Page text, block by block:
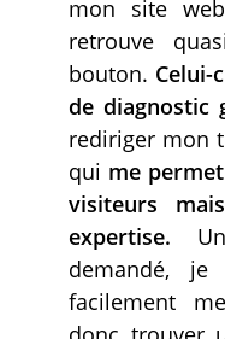
mon site
retrouve
bouton. Celui-
de diagnostic
rediriger mon
qui me
visiteurs
expertise.
demandé, je
facilement